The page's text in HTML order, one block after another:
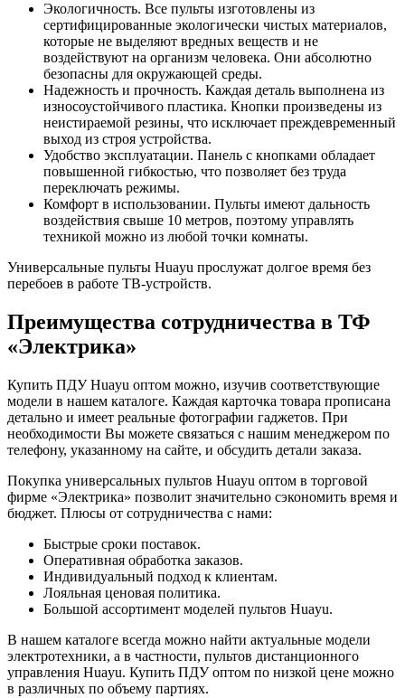
Экологичность. Все пульты изготовлены из
сертифицированные экологически чистых материалов,
которые не выделяют вредных веществ и не
воздействуют на организм человека. Они абсолютно
безопасны для окружающей среды.
Надежность и прочность. Каждая деталь выполнена из
износоустойчивого пластика. Кнопки произведены из
неистираемой резины, что исключает преждевременный
выход из строя устройства.
Удобство эксплуатации. Панель с кнопками обладает
повышенной гибкостью, что позволяет без труда
переключать режимы.
Комфорт в использовании. Пульты имеют дальность
воздействия свыше 10 метров, поэтому управлять
техникой можно из любой точки комнаты.
Универсальные пульты Huayu прослужат долгое время без
перебоев в работе ТВ-устройств.
Преимущества сотрудничества в ТФ
«Электрика»
Купить ПДУ Huayu оптом можно, изучив соответствующие
модели в нашем каталоге. Каждая карточка товара прописана
детально и имеет реальные фотографии гаджетов. При
необходимости Вы можете связаться с нашим менеджером по
телефону, указанному на сайте, и обсудить детали заказа.
Покупка универсальных пультов Huayu оптом в торговой
фирме «Электрика» позволит значительно сэкономить время и
бюджет. Плюсы от сотрудничества с нами:
Быстрые сроки поставок.
Оперативная обработка заказов.
Индивидуальный подход к клиентам.
Лояльная ценовая политика.
Большой ассортимент моделей пультов Huayu.
В нашем каталоге всегда можно найти актуальные модели
электротехники, а в частности, пультов дистанционного
управления Huayu. Купить ПДУ оптом по низкой цене можно
в различных по объему партиях.